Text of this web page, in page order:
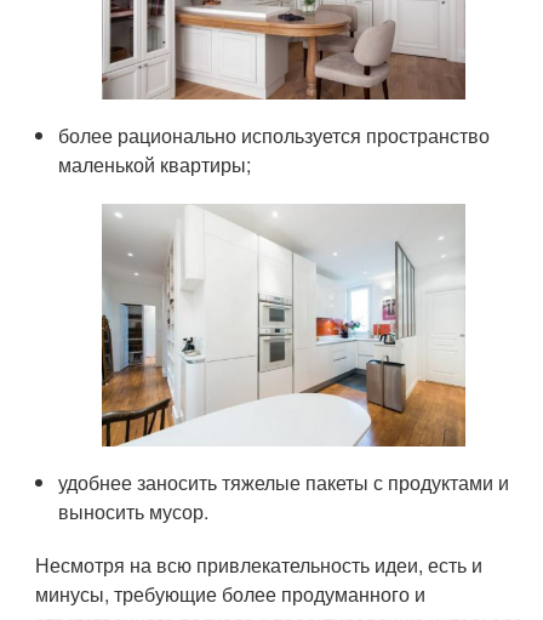
более рационально используется пространство
маленькой квартиры;
удобнее заносить тяжелые пакеты с продуктами и
выносить мусор.
Несмотря на всю привлекательность идеи, есть и
минусы, требующие более продуманного и